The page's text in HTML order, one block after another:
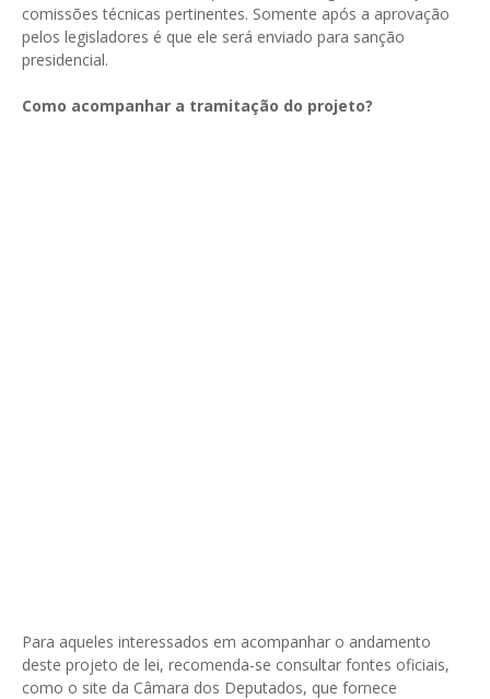
comissões técnicas pertinentes. Somente após a aprovação
pelos legisladores é que ele será enviado para sanção
presidencial.
Como acompanhar a tramitação do projeto?
Para aqueles interessados em acompanhar o andamento
deste projeto de lei, recomenda-se consultar fontes oficiais,
como o site da Câmara dos Deputados, que fornece